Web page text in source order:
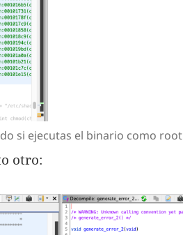
si ejecutas el binario como root
otro: